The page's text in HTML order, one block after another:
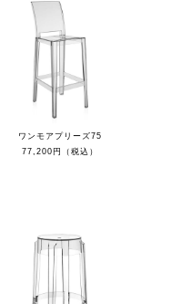
ワンモアプリーズ75
77,200円（税込）